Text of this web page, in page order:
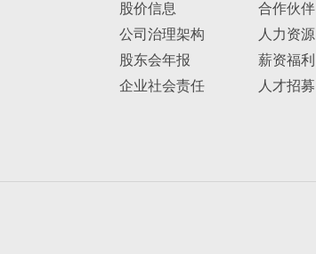
股价信息
公司治理架构
股东会年报
企业社会责任
合作伙伴
人力资源
薪资福利
人才招募